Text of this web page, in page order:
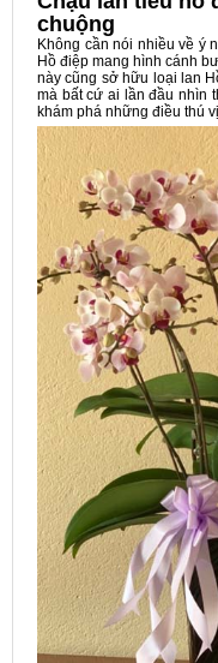
chuộng
Không cần nói nhiều về ý
Hồ điệp mang hình cánh
này cũng sở hữu loại lan
mà bất cứ ai lần đầu nhìn
khám phá những điều thú